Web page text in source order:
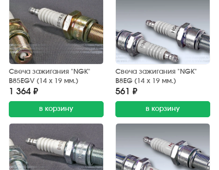
Свеча зажигания "NGK"
B85EGV (14 х 19 мм.)
1 364 ₽
в корзину
Свеча зажигания "NGK"
B8EG (14 х 19 мм.)
561 ₽
в корзину